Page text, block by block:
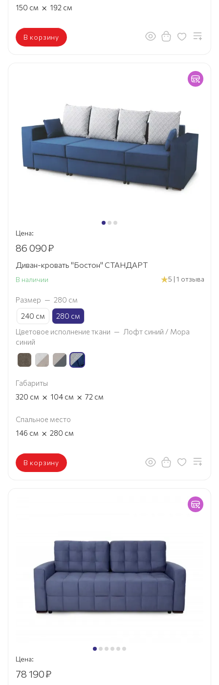
150 см × 192 см
В корзину
Цена:
86 090₽
Диван-кровать "Бостон" СТАНДАРТ
В наличии 5 | 1 отзыва
Размер — 280 см
240 см
280 см
Цветовое исполнение ткани — Лофт синий / Мора
синий
Габариты
320 см × 104 см × 72 см
Спальное место
146 см × 280 см
В корзину
Цена:
78 190₽